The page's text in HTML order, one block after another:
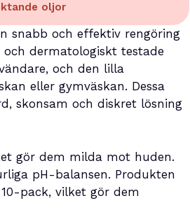
oljor
snabb och effektiv rengöring
dermatologiskt testade
och den lilla
eller gymväskan. Dessa
skonsam och diskret lösning
gör dem milda mot huden.
pH-balansen. Produkten
pack, vilket gör dem